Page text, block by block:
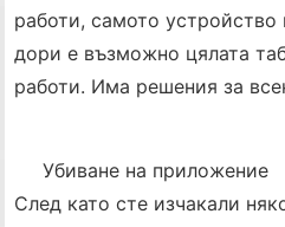
работи, самото
дори е възможно цялата
работи. Има решения за
Убиване на приложение
След като сте изчакали